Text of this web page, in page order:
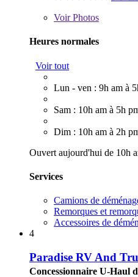
VoirPhotos
Heures normales
Voir tout
Lun - ven : 9h am à
Sam : 10h am à 5h
Dim : 10h am à 2h
Ouvert aujourd'hui de 10h
Services
Camions de
Remorques et
Accessoires de
4
Paradise RV And
Concessionnaire U-Haul